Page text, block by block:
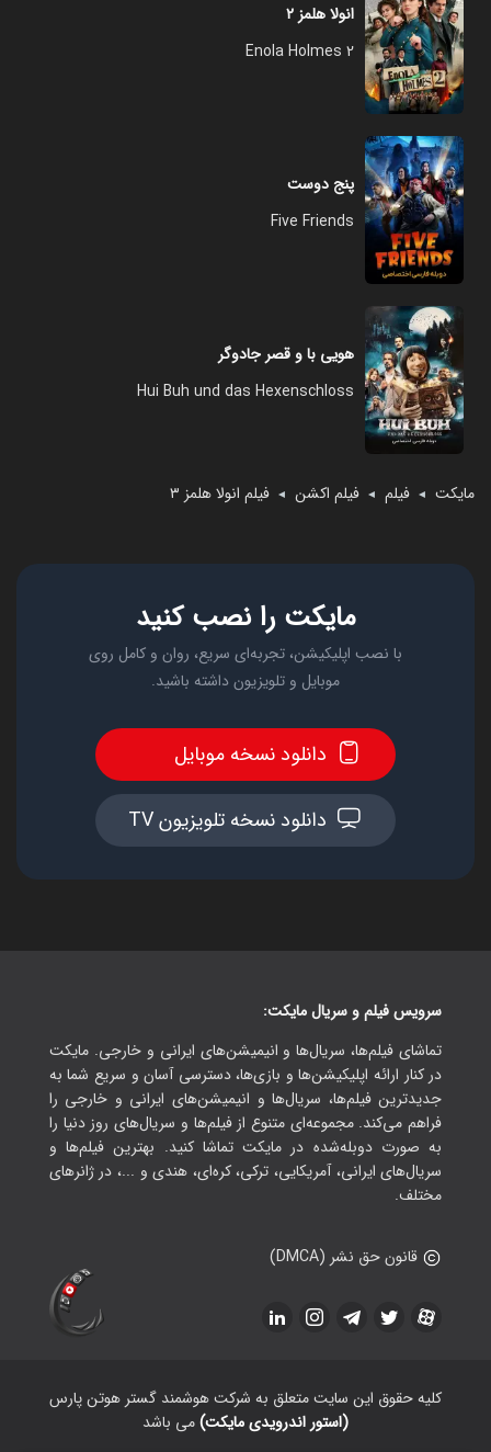
مایکت ◄ فیلم ◄ فیلم اکشن ◄ فیلم انولا هلمز ۳
انولا هلمز ۲
Enola Holmes 2
پنج دوست
Five Friends
هویی با و قصر جادوگر
Hui Buh und das Hexenschloss
مایکت را نصب کنید
با نصب اپلیکیشن، تجربه‌ای سریع، روان و کامل روی
موبایل و تلویزیون داشته باشید.
دانلود نسخه موبایل
دانلود نسخه تلویزیون TV
سرویس فیلم و سریال مایکت:
تماشای فیلم‌ها، سریال‌ها و انیمیشن‌های ایرانی و خارجی. مایکت
در کنار ارائه اپلیکیشن‌ها و بازی‌ها، دسترسی آسان و سریع شما به
جدیدترین فیلم‌ها، سریال‌ها و انیمیشن‌های ایرانی و خارجی را
فراهم می‌کند. مجموعه‌ای متنوع از فیلم‌ها و سریال‌های روز دنیا را
به صورت دوبله‌شده در مایکت تماشا کنید. بهترین فیلم‌ها و
سریال‌های ایرانی، آمریکایی، ترکی، کره‌ای، هندی و ...، در ژانرهای
مختلف.
قانون حق نشر (DMCA)
کلیه حقوق این سایت متعلق به شرکت هوشمند گستر هوتن پارس
(استور اندرویدی مایکت)می باشد